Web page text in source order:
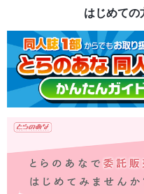
はじめての